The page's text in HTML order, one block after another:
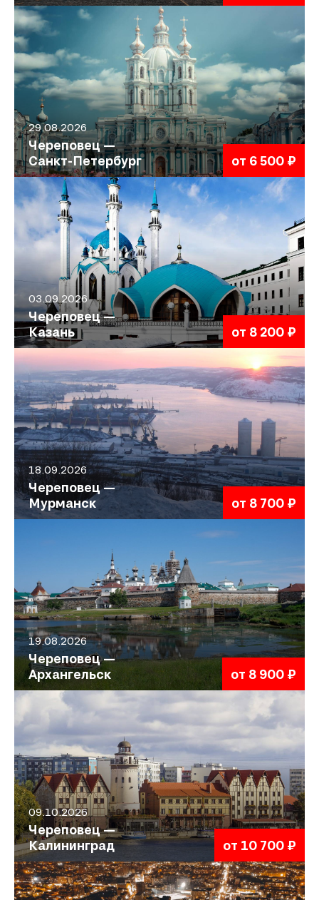
29.08.2026
Череповец —
Санкт-Петербург
от 6 500 ₽
03.09.2026
Череповец —
Казань
от 8 200 ₽
18.09.2026
Череповец —
Мурманск
от 8 700 ₽
19.08.2026
Череповец —
Архангельск
от 8 900 ₽
09.10.2026
Череповец —
Калининград
от 10 700 ₽